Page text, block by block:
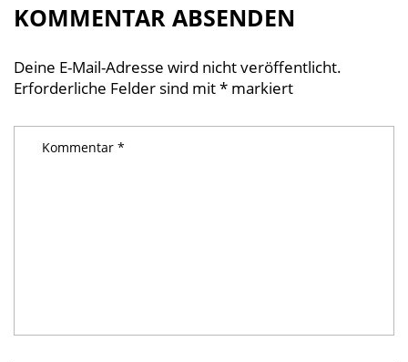
KOMMENTAR ABSENDEN
Deine E-Mail-Adresse wird nicht veröffentlicht.
Erforderliche Felder sind mit* markiert